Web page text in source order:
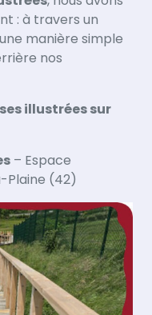
: à travers un
manière simple
nos
illustrées sur
– Espace
Plaine (42)